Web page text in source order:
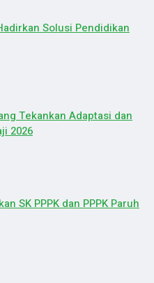
Solusi Pendidikan
Tekankan Adaptasi dan
2026
SK PPPK dan PPPK Paruh